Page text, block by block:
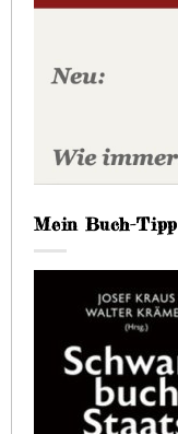
Mein Buch-Tipp